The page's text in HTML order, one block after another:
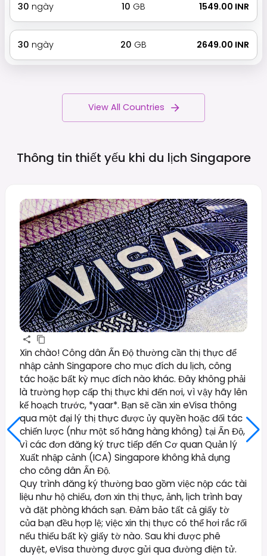
30 ngày 10 GB ₹ 1549.00 INR
30 ngày 20 GB ₹ 2649.00 INR
View All Countries
Thông tin thiết yếu khi du lịch Singapore
Xin chào! Công dân Ấn Độ thường cần thị thực để
nhập cảnh Singapore cho mục đích du lịch, công
tác hoặc bất kỳ mục đích nào khác. Đây không phải
là trường hợp cấp thị thực khi đến nơi, vì vậy hãy lên
kế hoạch trước, *yaar*. Bạn sẽ cần xin eVisa thông
qua một đại lý thị thực được ủy quyền hoặc đối tác
chiến lược (như một số hãng hàng không) tại Ấn Độ,
vì các đơn đăng ký trực tiếp đến Cơ quan Quản lý
Xuất nhập cảnh (ICA) Singapore không khả dụng
cho công dân Ấn Độ.
Quy trình đăng ký thường bao gồm việc nộp các tài
liệu như hộ chiếu, đơn xin thị thực, ảnh, lịch trình bay
và đặt phòng khách sạn. Đảm bảo tất cả giấy tờ
của bạn đều hợp lệ; việc xin thị thực có thể hơi rắc rối
nếu thiếu bất kỳ giấy tờ nào. Sau khi được phê
duyệt, eVisa thường được gửi qua đường điện tử.